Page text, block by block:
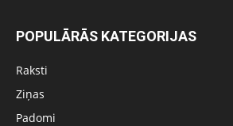
POPULĀRĀS KATEGORIJAS
Raksti
Ziņas
Padomi